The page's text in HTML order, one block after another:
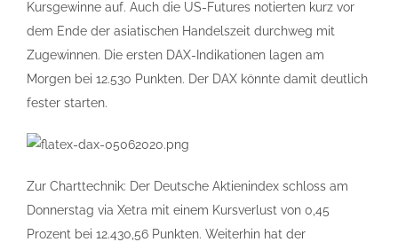
Kursgewinne auf. Auch die US-Futures notierten kurz vor
dem Ende der asiatischen Handelszeit durchweg mit
Zugewinnen. Die ersten DAX-Indikationen lagen am
Morgen bei 12.530 Punkten. Der DAX könnte damit deutlich
fester starten.
Zur Charttechnik: Der Deutsche Aktienindex schloss am
Donnerstag via Xetra mit einem Kursverlust von 0,45
Prozent bei 12.430,56 Punkten. Weiterhin hat der